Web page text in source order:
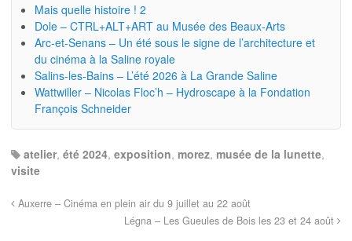
Mais quelle histoire ! 2
Dole – CTRL+ALT+ART au Musée des Beaux-Arts
Arc-et-Senans – Un été sous le signe de l’architecture et
du cinéma à la Saline royale
Salins-les-Bains – L’été 2026 à La Grande Saline
Wattwiller – Nicolas Floc’h – Hydroscape à la Fondation
François Schneider
atelier, été 2024, exposition, morez, musée de la lunette,
visite
Auxerre – Cinéma en plein air du 9 juillet au 22 août
Légna – Les Gueules de Bois les 23 et 24 août